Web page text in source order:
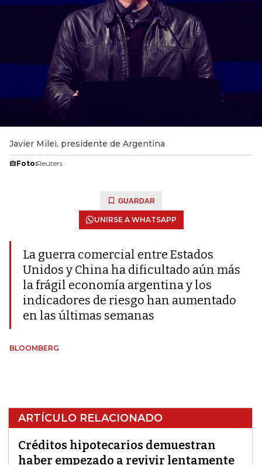
Javier Milei, presidente de Argentina
Foto:Reuters
GUARDAR
UNIRSE A WHATSAPP
La guerra comercial entre Estados
Unidos y China ha dificultado aún más
la frágil economía argentina y los
indicadores de riesgo han aumentado
en las últimas semanas
BLOOMBERG
ARTÍCULO RELACIONADO
Créditos hipotecarios demuestran
haber empezado a revivir lentamente